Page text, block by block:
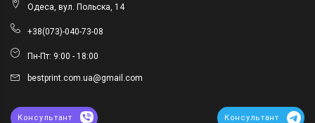
Одеса, вул. Польска, 14
+38(073)-040-73-08
Пн-Пт: 9:00 - 18:00
bestprint.com.ua@gmail.com
Консультант Консультант